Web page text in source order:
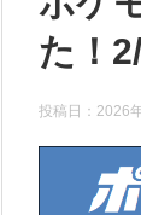
た！
投稿日： 2026